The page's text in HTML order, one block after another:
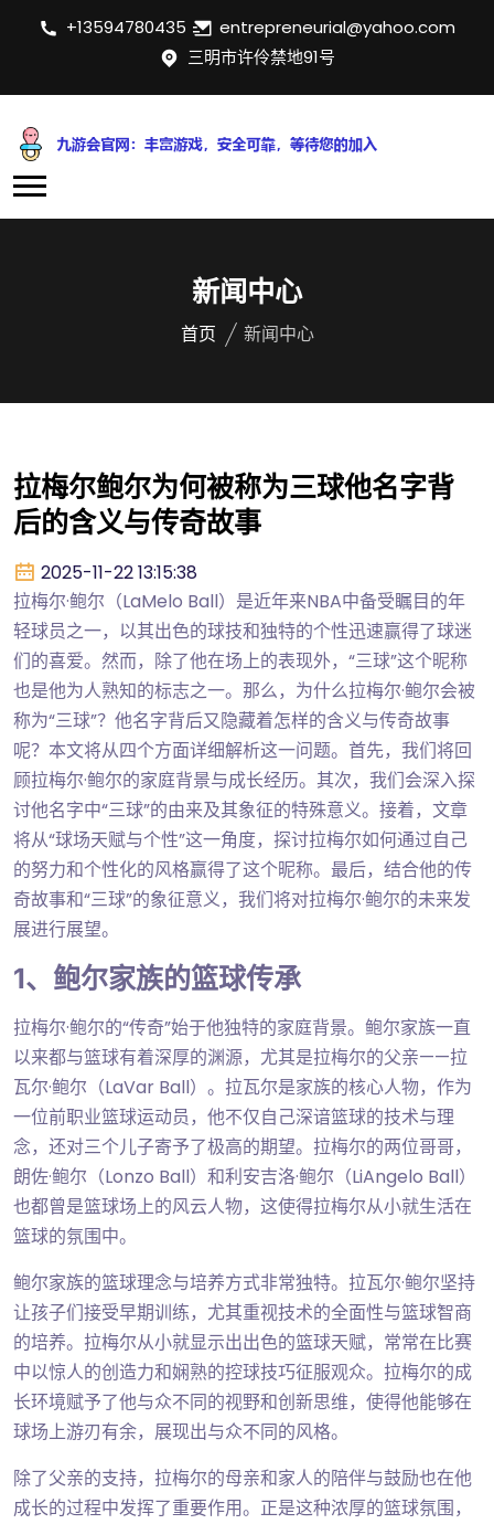
+13594780435
entrepreneurial@yahoo.com
三明市许伶禁地91号
新闻中心
首页 新闻中心
拉梅尔鲍尔为何被称为三球他名字背
后的含义与传奇故事
2025-11-22 13:15:38
拉梅尔·鲍尔（LaMelo Ball）是近年来NBA中备受瞩目的年
轻球员之一，以其出色的球技和独特的个性迅速赢得了球迷
们的喜爱。然而，除了他在场上的表现外，“三球”这个昵称
也是他为人熟知的标志之一。那么，为什么拉梅尔·鲍尔会被
称为“三球”？他名字背后又隐藏着怎样的含义与传奇故事
呢？本文将从四个方面详细解析这一问题。首先，我们将回
顾拉梅尔·鲍尔的家庭背景与成长经历。其次，我们会深入探
讨他名字中“三球”的由来及其象征的特殊意义。接着，文章
将从“球场天赋与个性”这一角度，探讨拉梅尔如何通过自己
的努力和个性化的风格赢得了这个昵称。最后，结合他的传
奇故事和“三球”的象征意义，我们将对拉梅尔·鲍尔的未来发
展进行展望。
1、鲍尔家族的篮球传承
拉梅尔·鲍尔的“传奇”始于他独特的家庭背景。鲍尔家族一直
以来都与篮球有着深厚的渊源，尤其是拉梅尔的父亲——拉
瓦尔·鲍尔（LaVar Ball）。拉瓦尔是家族的核心人物，作为
一位前职业篮球运动员，他不仅自己深谙篮球的技术与理
念，还对三个儿子寄予了极高的期望。拉梅尔的两位哥哥，
朗佐·鲍尔（Lonzo Ball）和利安吉洛·鲍尔（LiAngelo Ball）
也都曾是篮球场上的风云人物，这使得拉梅尔从小就生活在
篮球的氛围中。
鲍尔家族的篮球理念与培养方式非常独特。拉瓦尔·鲍尔坚持
让孩子们接受早期训练，尤其重视技术的全面性与篮球智商
的培养。拉梅尔从小就显示出出色的篮球天赋，常常在比赛
中以惊人的创造力和娴熟的控球技巧征服观众。拉梅尔的成
长环境赋予了他与众不同的视野和创新思维，使得他能够在
球场上游刃有余，展现出与众不同的风格。
除了父亲的支持，拉梅尔的母亲和家人的陪伴与鼓励也在他
成长的过程中发挥了重要作用。正是这种浓厚的篮球氛围，